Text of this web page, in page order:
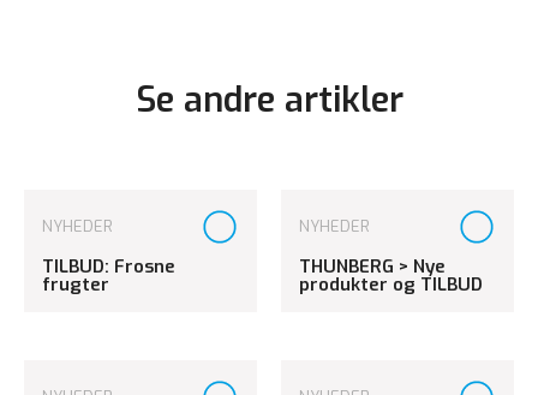
Se andre artikler
NYHEDER
TILBUD: Frosne
frugter
NYHEDER
THUNBERG > Nye
produkter og TILBUD